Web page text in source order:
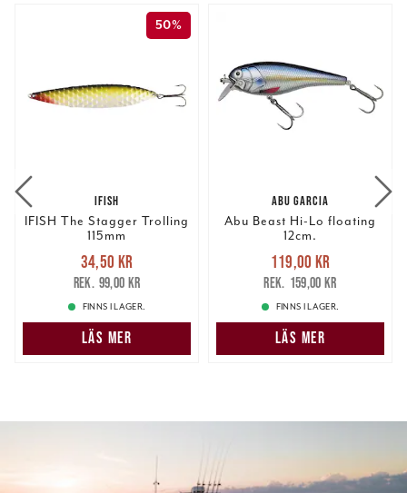
50%
IFISH
IFISH The Stagger Trolling
115mm
Nuvarande pris
34,50 krTidigare pris
99,00 kr
34,50 kr
99,00 kr
FINNS I LAGER.
LÄS MER
ABU GARCIA
Abu Beast Hi-Lo floating
12cm.
Nuvarande pris
119,00 krTidigare pris
159,00 kr
119,00 kr
159,00 kr
FINNS I LAGER.
LÄS MER